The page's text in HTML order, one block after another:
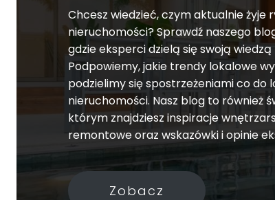
Chcesz wiedzieć, czym aktualnie żyje
nieruchomości? Sprawdź naszego
gdzie eksperci dzielą się swoją
Podpowiemy, jakie trendy lokalowe
podzielimy się spostrzeżeniami co do
nieruchomości. Nasz blog to również
którym znajdziesz inspiracje
remontowe oraz wskazówki i opinie
Zobacz